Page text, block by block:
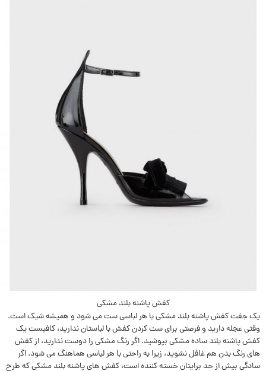
کفش پاشنه بلند مشکی
يک جفت کفش پاشنه بلند مشکی با هر لباسی ست می شود و هميشه شیک است.
وقتی عجله دارید و فرصتی برای ست کردن کفش با لباستان ندارید، کافیست یک
کفش پاشنه بلند ساده مشکی بپوشید. اگر رنگ مشکی را دوست ندارید، از کفش
های رنگ بدن هم غافل نشويد، زیرا به راحتی با هر لباسی هماهنگ می شود. اگر
سادگی بیش از حد برایتان خسته کننده است،‌ کفش های پاشنه بلند مشکی‌ که طرح